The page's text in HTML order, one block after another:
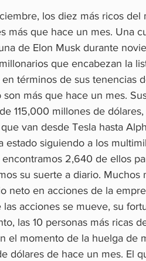
los diez más ricos
más que hace un mes. Una
de Elon Musk durante
que encabezan la
términos de sus tenencias
son más que hace un mes.
115,000 millones de
van desde Tesla hasta
estado siguiendo a los
encontramos 2,640 de ellos
su suerte a diario.
neto en acciones de la
las acciones se mueve, su
las 10 personas más ricas
el momento de la huelga de
dólares de hace un mes. El